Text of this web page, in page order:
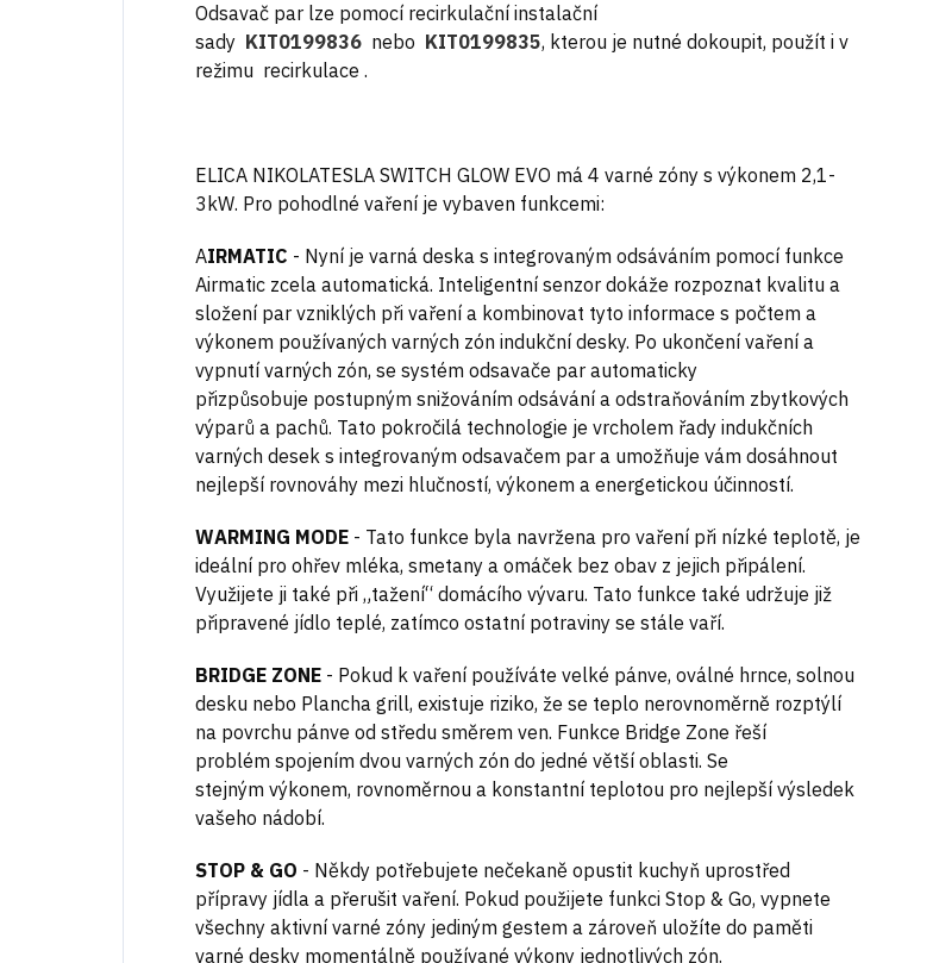
Odsavač par lze pomocí recirkulační instalační
sady KIT0199836 nebo KIT0199835, kterou je nutné dokoupit, použít i v
režimu recirkulace .
ELICA NIKOLATESLA SWITCH GLOW EVO má 4 varné zóny s výkonem 2,1-
3kW. Pro pohodlné vaření je vybaven funkcemi:
AIRMATIC - Nyní je varná deska s integrovaným odsáváním pomocí funkce
Airmatic zcela automatická. Inteligentní senzor dokáže rozpoznat kvalitu a
složení par vzniklých při vaření a kombinovat tyto informace s počtem a
výkonem používaných varných zón indukční desky. Po ukončení vaření a
vypnutí varných zón, se systém odsavače par automaticky
přizpůsobuje postupným snižováním odsávání a odstraňováním zbytkových
výparů a pachů. Tato pokročilá technologie je vrcholem řady indukčních
varných desek s integrovaným odsavačem par a umožňuje vám dosáhnout
nejlepší rovnováhy mezi hlučností, výkonem a energetickou účinností.
WARMING MODE - Tato funkce byla navržena pro vaření při nízké teplotě, je
ideální pro ohřev mléka, smetany a omáček bez obav z jejich připálení.
Využijete ji také při „tažení“ domácího vývaru. Tato funkce také udržuje již
připravené jídlo teplé, zatímco ostatní potraviny se stále vaří.
BRIDGE ZONE - Pokud k vaření používáte velké pánve, oválné hrnce, solnou
desku nebo Plancha grill, existuje riziko, že se teplo nerovnoměrně rozptýlí
na povrchu pánve od středu směrem ven. Funkce Bridge Zone řeší
problém spojením dvou varných zón do jedné větší oblasti. Se
stejným výkonem, rovnoměrnou a konstantní teplotou pro nejlepší výsledek
vašeho nádobí.
STOP & GO - Někdy potřebujete nečekaně opustit kuchyň uprostřed
přípravy jídla a přerušit vaření. Pokud použijete funkci Stop & Go, vypnete
všechny aktivní varné zóny jediným gestem a zároveň uložíte do paměti
varné desky momentálně používané výkony jednotlivých zón.